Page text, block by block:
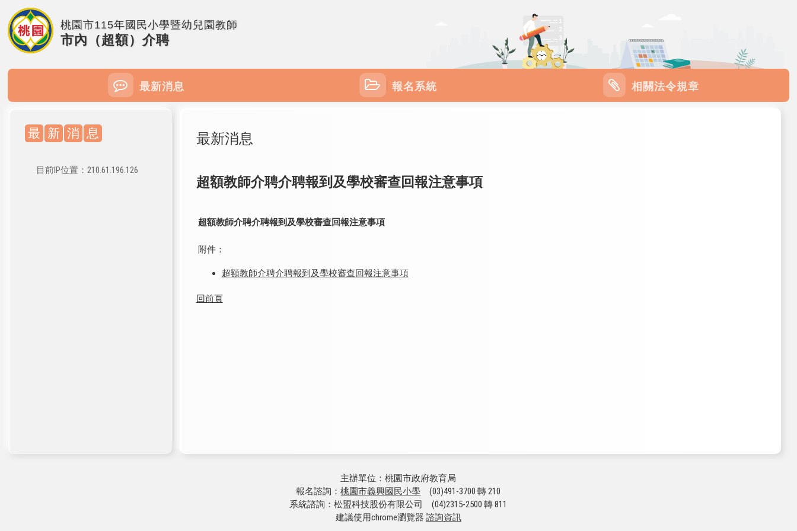
桃園市115年國民小學暨幼兒園教師
市內（超額）介聘
最新消息 報名系統 相關法令規章
最 新 消 息
目前IP位置：210.61.196.126
最新消息
超額教師介聘介聘報到及學校審查回報注意事項
超額教師介聘介聘報到及學校審查回報注意事項
附件：
超額教師介聘介聘報到及學校審查回報注意事項
回前頁
主辦單位：桃園市政府教育局
報名諮詢：桃園市義興國民小學 (03)491-3700 轉 210
系統諮詢：松盟科技股份有限公司 (04)2315-2500 轉 811
建議使用chrome瀏覽器 諮詢資訊